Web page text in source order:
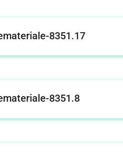
8351.17
8351.8